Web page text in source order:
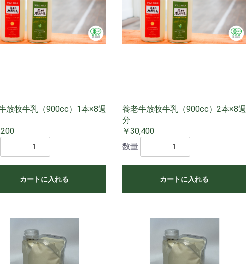
放牧牛乳（900cc）1本×8週
カートに入れる
養老牛放牧牛乳（900cc）2本×8週
分
￥30,400
数量
カートに入れる